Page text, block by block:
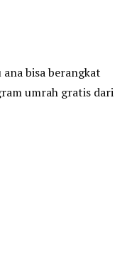
bisa berangkat
umrah gratis dari